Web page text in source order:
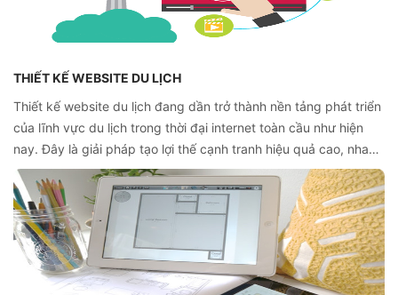
THIẾT KẾ WEBSITE DU LỊCH
Thiết kế website du lịch đang dần trở thành nền tảng phát triển
của lĩnh vực du lịch trong thời đại internet toàn cầu như hiện
nay. Đây là giải pháp tạo lợi thế cạnh tranh hiệu quả cao, nhanh
chóng và nâng tầm thương hiệu mà công ty kinh doanh mảng
du lịch đang hướng đến.